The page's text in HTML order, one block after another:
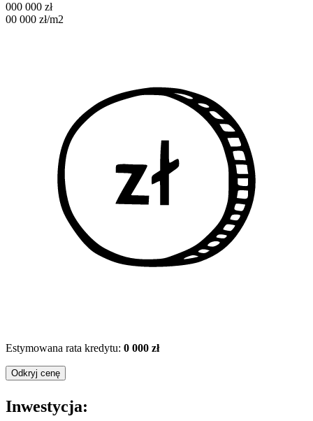
000 000 zł
00 000 zł/m2
Estymowana rata kredytu: 0 000 zł
Odkryj cenę
Inwestycja: